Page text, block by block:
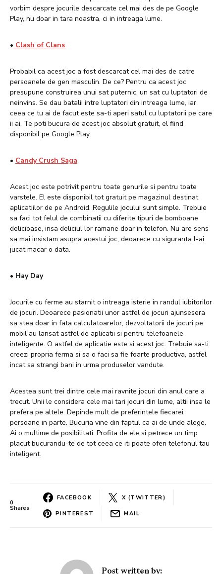
vorbim despre jocurile descarcate cel mai des de pe Google
Play, nu doar in tara noastra, ci in intreaga lume.
• Clash of Clans
Probabil ca acest joc a fost descarcat cel mai des de catre
persoanele de gen masculin. De ce? Pentru ca acest joc
presupune construirea unui sat puternic, un sat cu luptatori de
neinvins. Se dau batalii intre luptatori din intreaga lume, iar
ceea ce tu ai de facut este sa-ti aperi satul cu luptatorii pe care
ii ai. Te poti bucura de acest joc absolut gratuit, el fiind
disponibil pe Google Play.
• Candy Crush Saga
Acest joc este potrivit pentru toate genurile si pentru toate
varstele. El este disponibil tot gratuit pe magazinul destinat
aplicatiilor de pe Android. Regulile jocului sunt simple. Trebuie
sa faci tot felul de combinatii cu diferite tipuri de bomboane
delicioase, insa deliciul lor ramane doar in telefon. Nu are sens
sa mai insistam asupra acestui joc, deoarece cu siguranta l-ai
jucat macar o data.
• Hay Day
Jocurile cu ferme au starnit o intreaga isterie in randul iubitorilor
de jocuri. Deoarece pasionatii unor astfel de jocuri ajunsesera
sa stea doar in fata calculatoarelor, dezvoltatorii de jocuri pe
mobil au lansat astfel de aplicatii si pentru telefoanele
inteligente. O astfel de aplicatie este si acest joc. Trebuie sa-ti
creezi propria ferma si sa o faci sa fie foarte productiva, astfel
incat sa strangi bani in urma produselor vandute.
Acestea sunt trei dintre cele mai ravnite jocuri din anul care a
trecut. Unii le considera cele mai tari jocuri din lume, altii insa le
prefera pe altele. Depinde mult de preferintele fiecarei
persoane in parte. Bucuria vine din faptul ca ai de unde alege.
Ai o multime de posibilitati. Profita de ele si petrece un timp
placut bucurandu-te de tot ceea ce iti poate oferi telefonul tau
inteligent.
0
Shares
FACEBOOK X (TWITTER)
PINTEREST MAIL
Post written by: